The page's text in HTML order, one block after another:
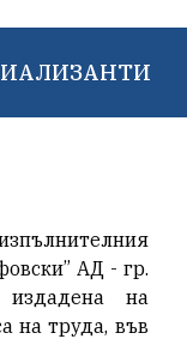
АД - гр.
издадена
на
на труда, във